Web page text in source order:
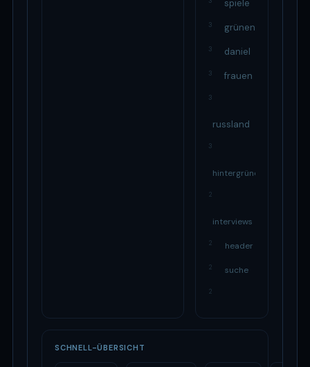
spiele
3 grünen
3 daniel
3 frauen
3
russland
3
hintergründe
2
interviews
2 header
2 suche
2
SCHNELL-ÜBERSICHT